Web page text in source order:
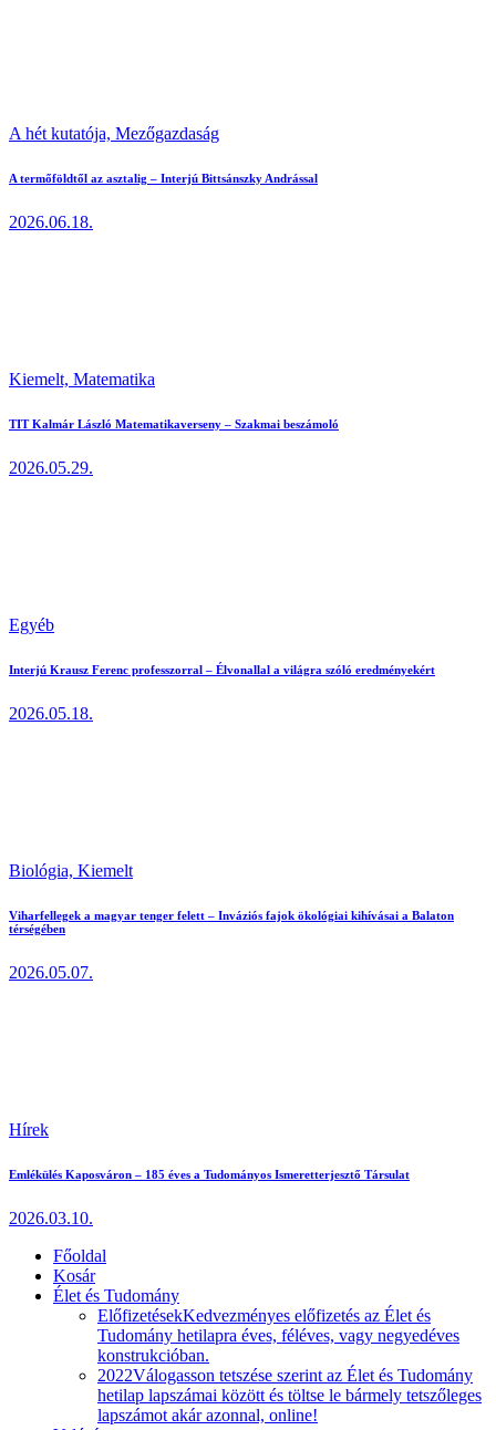
A hét kutatója, Mezőgazdaság
A termőföldtől az asztalig – Interjú Bittsánszky Andrással
2026.06.18.
Kiemelt, Matematika
TIT Kalmár László Matematikaverseny – Szakmai beszámoló
2026.05.29.
Egyéb
Interjú Krausz Ferenc professzorral – Élvonallal a világra szóló eredményekért
2026.05.18.
Biológia, Kiemelt
Viharfellegek a magyar tenger felett – Inváziós fajok ökológiai kihívásai a Balaton
térségében
2026.05.07.
Hírek
Emlékülés Kaposváron – 185 éves a Tudományos Ismeretterjesztő Társulat
2026.03.10.
Főoldal
Kosár
Élet és Tudomány
ElőfizetésekKedvezményes előfizetés az Élet és
Tudomány hetilapra éves, féléves, vagy negyedéves
konstrukcióban.
2022Válogasson tetszése szerint az Élet és Tudomány
hetilap lapszámai között és töltse le bármely tetszőleges
lapszámot akár azonnal, online!